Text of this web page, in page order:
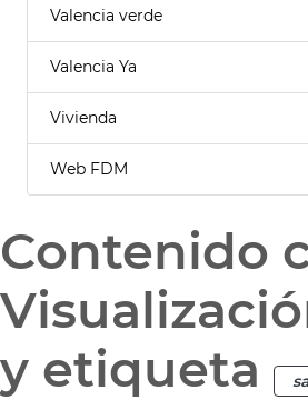
Valencia verde
Valencia Ya
Vivienda
Web FDM
Contenido
y etiqueta